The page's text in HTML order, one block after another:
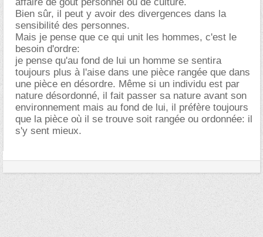
Bien sûr, il peut y avoir des divergences dans la
sensibilité des personnes.
Mais je pense que ce qui unit les hommes, c'est le
besoin d'ordre:
je pense qu'au fond de lui un homme se sentira
toujours plus à l'aise dans une pièce rangée que dans
une pièce en désordre. Même si un individu est par
nature désordonné, il fait passer sa nature avant son
environnement mais au fond de lui, il préfère toujours
que la pièce où il se trouve soit rangée ou ordonnée: il
s'y sent mieux.